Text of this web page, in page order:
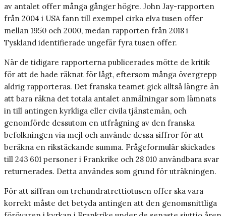
av antalet offer många gånger högre. John Jay-rapporten
från 2004 i USA fann till exempel cirka elva tusen offer
mellan 1950 och 2000, medan rapporten från 2018 i
Tyskland identifierade ungefär fyra tusen offer.
När de tidigare rapporterna publicerades mötte de kritik
för att de hade räknat för lågt, eftersom många övergrepp
aldrig rapporteras. Det franska teamet gick alltså längre än
att bara räkna det totala antalet anmälningar som lämnats
in till antingen kyrkliga eller civila tjänstemän, och
genomförde dessutom en utfrågning av den franska
befolkningen via mejl och använde dessa siffror för att
beräkna en rikstäckande summa. Frågeformulär skickades
till 243 601 personer i Frankrike och 28 010 användbara svar
returnerades. Detta användes som grund för uträkningen.
För att siffran om trehundratrettiotusen offer ska vara
korrekt måste det betyda antingen att den genomsnittliga